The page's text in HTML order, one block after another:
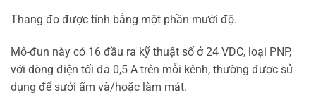
Thang đo được tính bằng một phần mười độ.
Mô-đun này có 16 đầu ra kỹ thuật số ở 24 VDC, loại PNP,
với dòng điện tối đa 0,5 A trên mỗi kênh, thường được sử
dụng để sưởi ấm và/hoặc làm mát.